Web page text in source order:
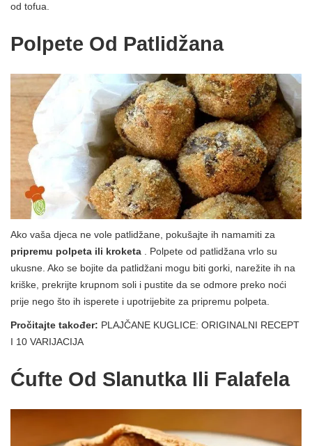
od tofua.
Polpete Od Patlidžana
Ako vaša djeca ne vole patlidžane, pokušajte ih namamiti za
pripremu polpeta ili kroketa . Polpete od patlidžana vrlo su
ukusne. Ako se bojite da patlidžani mogu biti gorki, narežite ih na
kriške, prekrijte krupnom soli i pustite da se odmore preko noći
prije nego što ih isperete i upotrijebite za pripremu polpeta.
Pročitajte također: PLAJČANE KUGLICE: ORIGINALNI RECEPT
I 10 VARIJACIJA
Ćufte Od Slanutka Ili Falafela